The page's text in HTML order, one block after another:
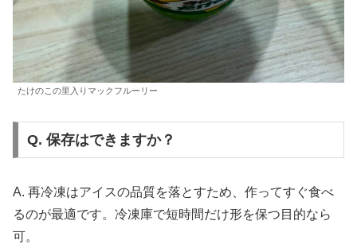
たけのこの里入りマックフルーリー
Q. 保存はできますか？
A. 再冷凍はアイスの品質を落とすため、作ってすぐ食べ
るのが最適です。冷凍庫で短時間だけ形を保つ目的なら
可。